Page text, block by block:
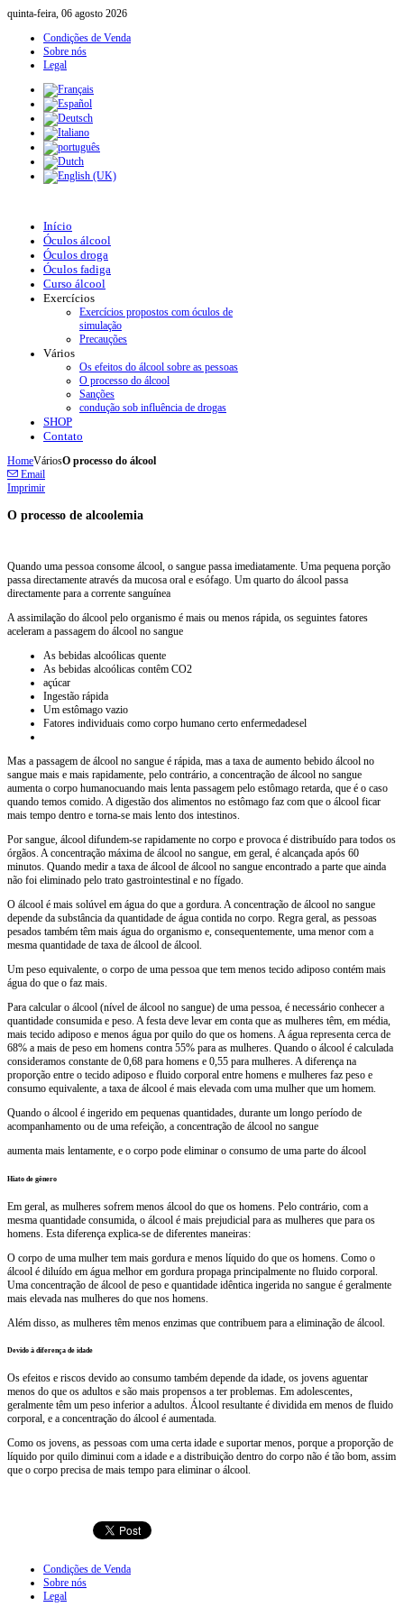
quinta-feira, 06 agosto 2026
Condições de Venda
Sobre nós
Legal
Início
Óculos álcool
Óculos droga
Óculos fadiga
Curso álcool
Exercícios
Exercícios propostos com óculos de
simulação
Precauções
Vários
Os efeitos do álcool sobre as pessoas
O processo do álcool
Sanções
condução sob influência de drogas
SHOP
Contato
HomeVáriosO processo do álcool
Email
Imprimir
O processo de alcoolemia
Quando uma pessoa consome álcool, o sangue passa imediatamente. Uma pequena porção
passa directamente através da mucosa oral e esófago. Um quarto do álcool passa
directamente para a corrente sanguínea
A assimilação do álcool pelo organismo é mais ou menos rápida, os seguintes fatores
aceleram a passagem do álcool no sangue
As bebidas alcoólicas quente
As bebidas alcoólicas contêm CO2
açúcar
Ingestão rápida
Um estômago vazio
Fatores individuais como corpo humano certo enfermedadesel
Mas a passagem de álcool no sangue é rápida, mas a taxa de aumento bebido álcool no
sangue mais e mais rapidamente, pelo contrário, a concentração de álcool no sangue
aumenta o corpo humanocuando mais lenta passagem pelo estômago retarda, que é o caso
quando temos comido. A digestão dos alimentos no estômago faz com que o álcool ficar
mais tempo dentro e torna-se mais lento dos intestinos.
Por sangue, álcool difundem-se rapidamente no corpo e provoca é distribuído para todos os
órgãos. A concentração máxima de álcool no sangue, em geral, é alcançada após 60
minutos. Quando medir a taxa de álcool de álcool no sangue encontrado a parte que ainda
não foi eliminado pelo trato gastrointestinal e no fígado.
O álcool é mais solúvel em água do que a gordura. A concentração de álcool no sangue
depende da substância da quantidade de água contida no corpo. Regra geral, as pessoas
pesados também têm mais água do organismo e, consequentemente, uma menor com a
mesma quantidade de taxa de álcool de álcool.
Um peso equivalente, o corpo de uma pessoa que tem menos tecido adiposo contém mais
água do que o faz mais.
Para calcular o álcool (nível de álcool no sangue) de uma pessoa, é necessário conhecer a
quantidade consumida e peso. A festa deve levar em conta que as mulheres têm, em média,
mais tecido adiposo e menos água por quilo do que os homens. A água representa cerca de
68% a mais de peso em homens contra 55% para as mulheres. Quando o álcool é calculada
consideramos constante de 0,68 para homens e 0,55 para mulheres. A diferença na
proporção entre o tecido adiposo e fluido corporal entre homens e mulheres faz peso e
consumo equivalente, a taxa de álcool é mais elevada com uma mulher que um homem.
Quando o álcool é ingerido em pequenas quantidades, durante um longo período de
acompanhamento ou de uma refeição, a concentração de álcool no sangue
aumenta mais lentamente, e o corpo pode eliminar o consumo de uma parte do álcool
Hiato de gênero
Em geral, as mulheres sofrem menos álcool do que os homens Pelo contrário, com a
mesma quantidade consumida , o álcool é mais prejudicial para as mulheres que para os
homens Esta diferença explica-se de diferentes maneiras:
O corpo de uma mulher tem mais gordura e menos líquido do que os homens Como o
álcool é diluído em água melhor em gordura propaga principalmente no fluido corporal
Uma concentração de álcool de peso e quantidade idêntica ingerida no sangue é geralmente
mais elevada nas mulheres do que nos homens
Além disso as mulheres têm menos enzimas que contribuem para a eliminação de álcool
Devido à diferença de idade
Os efeitos e riscos devido ao consumo também depende da idade, os jovens aguentar
menos do que os adultos e são mais propensos a ter problemas. Em adolescentes,
geralmente têm um peso inferior a adultos. Álcool resultante é dividida em menos de fluido
corporal, e a concentração do álcool é aumentada.
Como os jovens, as pessoas com uma certa idade e suportar menos, porque a proporção de
líquido por quilo diminui com a idade e a distribuição dentro do corpo não é tão bom, assim
que o corpo precisa de mais tempo para eliminar o álcool.
Condições de Venda
Sobre nós
Legal